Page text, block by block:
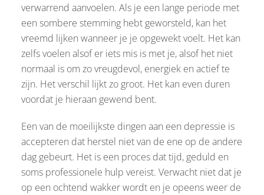
verwarrend aanvoelen. Als je een lange periode met
een sombere stemming hebt geworsteld, kan het
vreemd lijken wanneer je je opgewekt voelt. Het kan
zelfs voelen alsof er iets mis is met je, alsof het niet
normaal is om zo vreugdevol, energiek en actief te
zijn. Het verschil lijkt zo groot. Het kan even duren
voordat je hieraan gewend bent.
Een van de moeilijkste dingen aan een depressie is
accepteren dat herstel niet van de ene op de andere
dag gebeurt. Het is een proces dat tijd, geduld en
soms professionele hulp vereist. Verwacht niet dat je
op een ochtend wakker wordt en je opeens weer de